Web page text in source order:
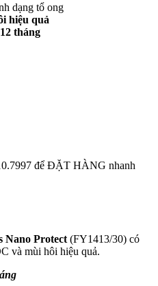
dạng tổ ong
hiệu quả
12 tháng
để ĐẶT HÀNG nhanh
Nano Protect (FY1413/30) có
và mùi hôi hiệu quả.